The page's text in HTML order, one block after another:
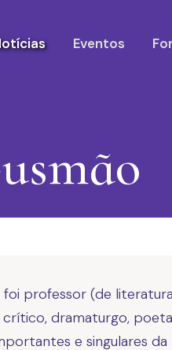
Eventos
professor (de
dramaturgo,
e singulares